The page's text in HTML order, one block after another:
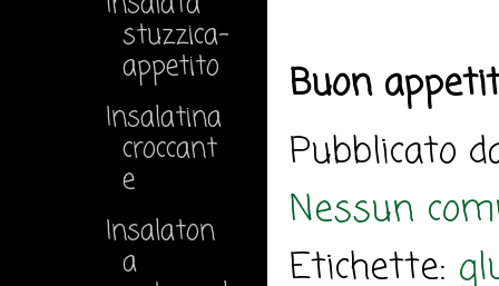
Buon
Pubblicato
Nessun
Etichette:
stuzzica-
appetito
Insalatina
croccant
e
Insalaton
a